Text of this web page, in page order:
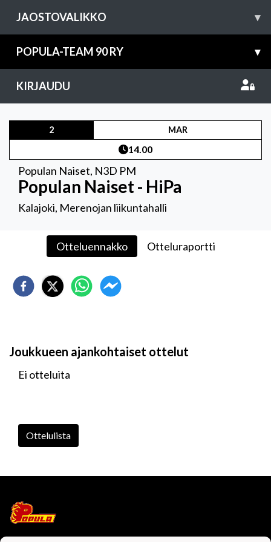
JAOSTOVALIKKO ▾
POPULA-TEAM 90 RY ▾
KIRJAUDU
2 MAR
14.00
Populan Naiset, N3D PM
Populan Naiset - HiPa
Kalajoki, Merenojan liikuntahalli
Otteluennakko Otteluraportti
Joukkueen ajankohtaiset ottelut
Ei otteluita
Ottelulista